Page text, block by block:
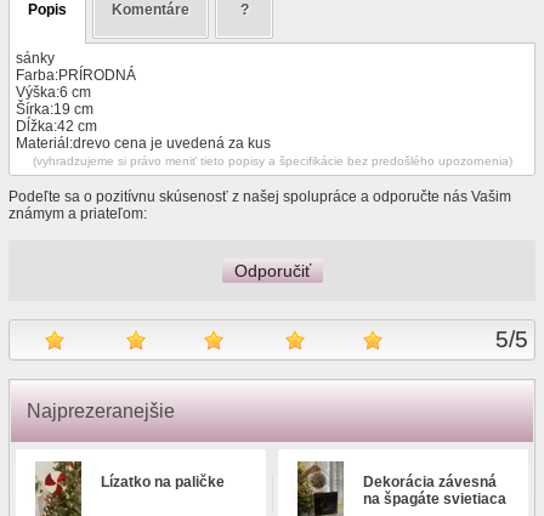
Podeľte sa o pozitívnu skúsenosť z našej spolupráce a odporučte nás Vašim
známym a priateľom:
Odporučiť
5/5
Najprezeranejšie
Lízatko na paličke
Dekorácia závesná
na špagáte svietiaca
Popis Komentáre ?
sánky
Farba:PRÍRODNÁ
Výška:6 cm
Šírka:19 cm
Dĺžka:42 cm
Materiál:drevo cena je uvedená za kus
(vyhradzujeme si právo meniť tieto popisy a špecifikácie bez predošlého upozornenia)